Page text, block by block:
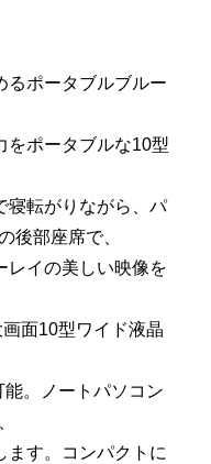
るポータブルブルー
をポータブルな10型
寝転がりながら、パ
後部座席で、
レイの美しい映像を
面10型ワイド液晶
。ノートパソコン
ます。コンパクトに